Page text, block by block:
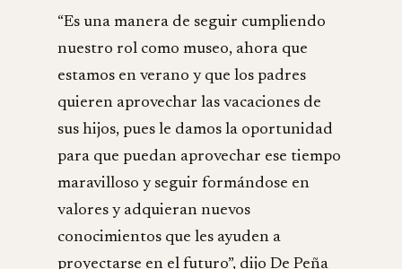
“Es una manera de seguir cumpliendo
nuestro rol como museo, ahora que
estamos en verano y que los padres
quieren aprovechar las vacaciones de
sus hijos, pues le damos la oportunidad
para que puedan aprovechar ese tiempo
maravilloso y seguir formándose en
valores y adquieran nuevos
conocimientos que les ayuden a
proyectarse en el futuro”, dijo De Peña